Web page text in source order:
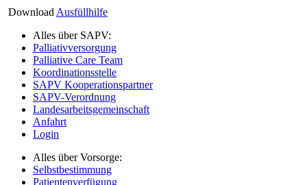
Download Ausfüllhilfe
Alles über SAPV:
Palliativversorgung
Palliative Care Team
Koordinationsstelle
SAPV Kooperationspartner
SAPV-Verordnung
Landesarbeitsgemeinschaft
Anfahrt
Login
Alles über Vorsorge:
Selbstbestimmung
Patientenverfügung